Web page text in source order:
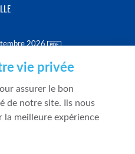
2026
de résolution
vie privée
assurer le bon
de notre site. Ils nous
la meilleure expérience